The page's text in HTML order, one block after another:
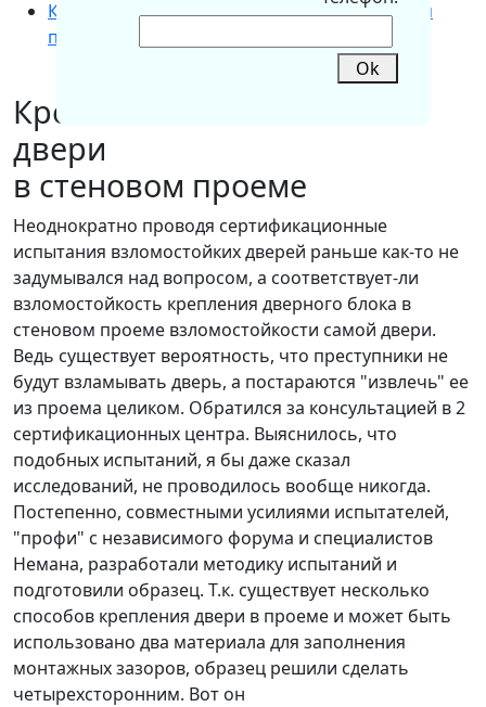
Ok
Крепление металлической двери в стеновом
проеме
Крепление металлической
двери
в стеновом проеме
Неоднократно проводя сертификационные
испытания взломостойких дверей раньше как-то не
задумывался над вопросом, а соответствует-ли
взломостойкость крепления дверного блока в
стеновом проеме взломостойкости самой двери.
Ведь существует вероятность, что преступники не
будут взламывать дверь, а постараются "извлечь" ее
из проема целиком. Обратился за консультацией в 2
сертификационных центра. Выяснилось, что
подобных испытаний, я бы даже сказал
исследований, не проводилось вообще никогда.
Постепенно, совместными усилиями испытателей,
"профи" с независимого форума и специалистов
Немана, разработали методику испытаний и
подготовили образец. Т.к. существует несколько
способов крепления двери в проеме и может быть
использовано два материала для заполнения
монтажных зазоров, образец решили сделать
четырехсторонним. Вот он